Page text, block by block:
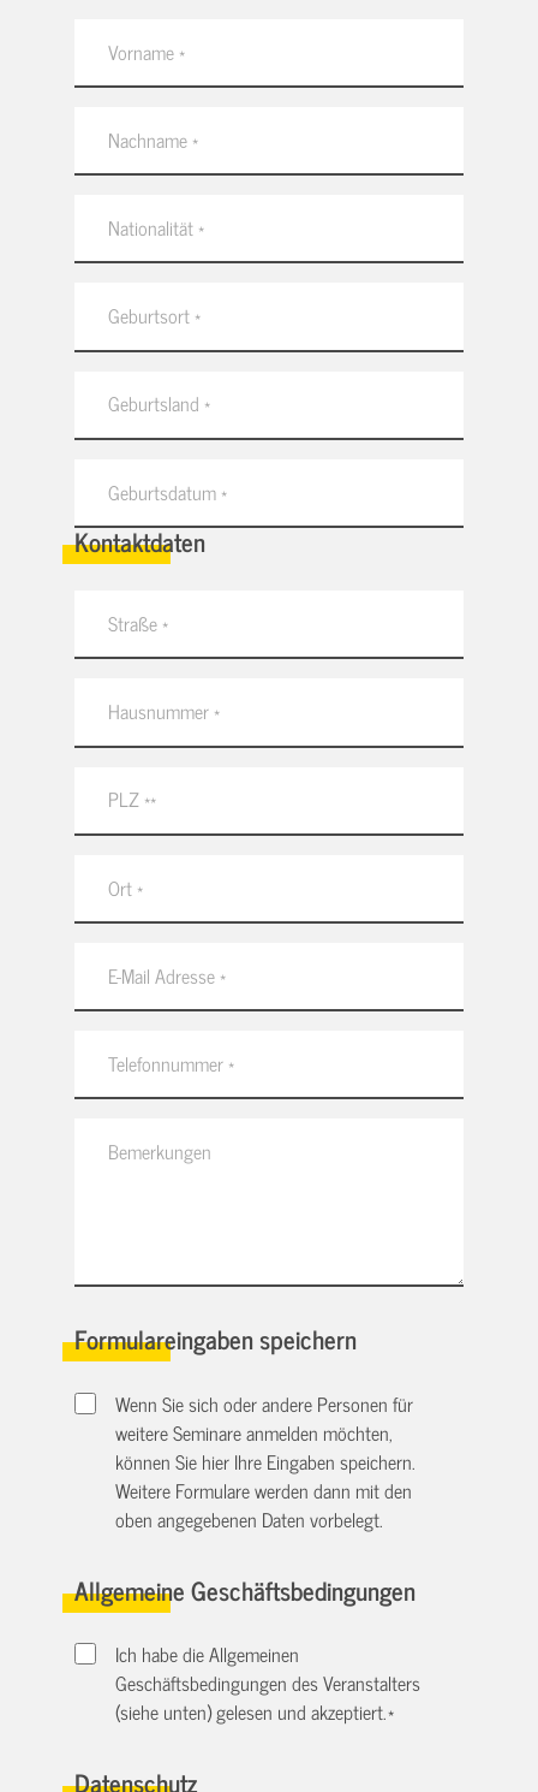
Kontaktdaten
Formulareingaben speichern
Wenn Sie sich oder andere Personen für
weitere Seminare anmelden möchten,
können Sie hier Ihre Eingaben speichern.
Weitere Formulare werden dann mit den
oben angegebenen Daten vorbelegt.
Allgemeine Geschäftsbedingungen
Ich habe die Allgemeinen
Geschäftsbedingungen des Veranstalters
(siehe unten) gelesen und akzeptiert.*
Datenschutz